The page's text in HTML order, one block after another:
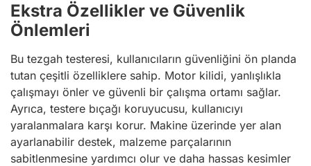
Ekstra Özellikler ve Güvenlik
Önlemleri
Bu tezgah testeresi, kullanıcıların güvenliğini ön planda
tutan çeşitli özelliklere sahip. Motor kilidi, yanlışlıkla
çalışmayı önler ve güvenli bir çalışma ortamı sağlar.
Ayrıca, testere bıçağı koruyucusu, kullanıcıyı
yaralanmalara karşı korur. Makine üzerinde yer alan
ayarlanabilir destek, malzeme parçalarının
sabitlenmesine yardımcı olur ve daha hassas kesimler